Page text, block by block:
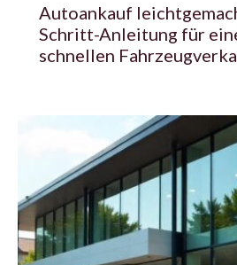
Autoankauf
Schritt-Anleitung für
schnellen